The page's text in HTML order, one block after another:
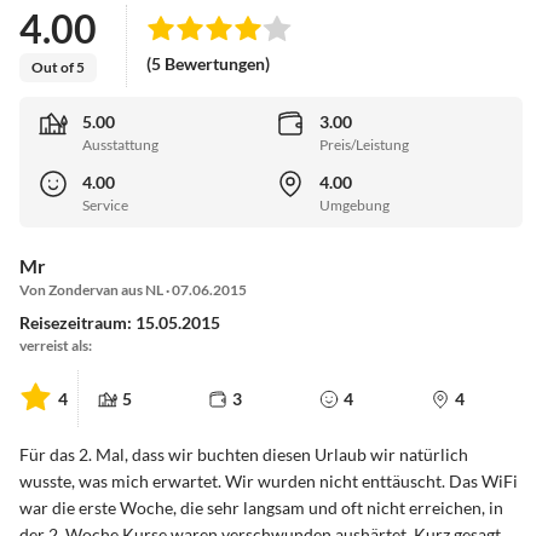
4.00
Out of 5 (5 Bewertungen)
5.00
Ausstattung
3.00
Preis/Leistung
4.00
Service
4.00
Umgebung
Mr
Von Zondervan aus NL · 07.06.2015
Reisezeitraum: 15.05.2015
verreist als:
4 5 3 4 4
Für das 2. Mal, dass wir buchten diesen Urlaub wir natürlich
wusste, was mich erwartet. Wir wurden nicht enttäuscht. Das WiFi
war die erste Woche, die sehr langsam und oft nicht erreichen, in